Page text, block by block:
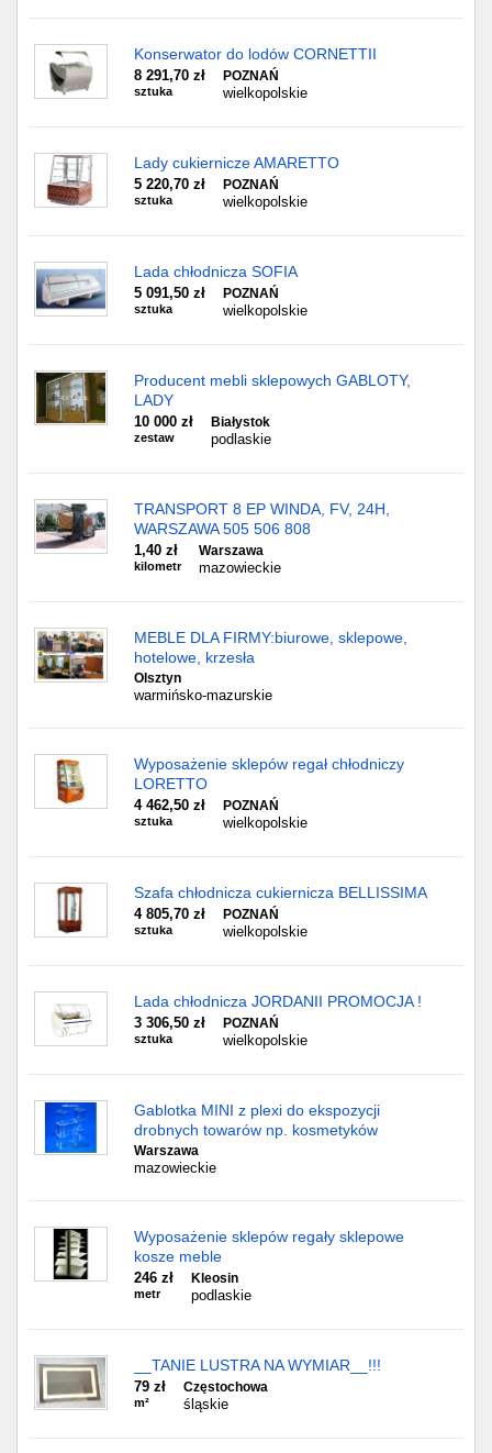
Konserwator do lodów CORNETTII
8 291,70 zł
sztuka
POZNAŃ
wielkopolskie
Lady cukiernicze AMARETTO
5 220,70 zł
sztuka
POZNAŃ
wielkopolskie
Lada chłodnicza SOFIA
5 091,50 zł
sztuka
POZNAŃ
wielkopolskie
Producent mebli sklepowych GABLOTY,
LADY
10 000 zł
zestaw
Białystok
podlaskie
TRANSPORT 8 EP WINDA, FV, 24H,
WARSZAWA 505 506 808
1,40 zł
kilometr
Warszawa
mazowieckie
MEBLE DLA FIRMY:biurowe, sklepowe,
hotelowe, krzesła
Olsztyn
warmińsko-mazurskie
Wyposażenie sklepów regał chłodniczy
LORETTO
4 462,50 zł
sztuka
POZNAŃ
wielkopolskie
Szafa chłodnicza cukiernicza BELLISSIMA
4 805,70 zł
sztuka
POZNAŃ
wielkopolskie
Lada chłodnicza JORDANII PROMOCJA !
3 306,50 zł
sztuka
POZNAŃ
wielkopolskie
Gablotka MINI z plexi do ekspozycji
drobnych towarów np. kosmetyków
Warszawa
mazowieckie
Wyposażenie sklepów regały sklepowe
kosze meble
246 zł
metr
Kleosin
podlaskie
__TANIE LUSTRA NA WYMIAR__!!!
79 zł
m²
Częstochowa
śląskie